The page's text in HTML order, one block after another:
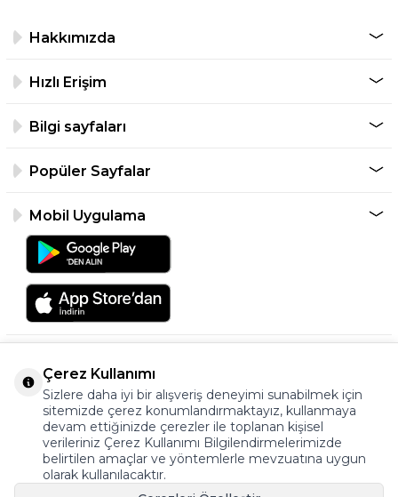
Hakkımızda
Hızlı Erişim
Bilgi sayfaları
Popüler Sayfalar
Mobil Uygulama
©2026 Tüm Hakkı Saklıdır.
ayakkabıonline.com
Çerez Kullanımı
Sizlere daha iyi bir alışveriş deneyimi sunabilmek için
sitemizde çerez konumlandırmaktayız, kullanmaya
devam ettiğinizde çerezler ile toplanan kişisel
verileriniz Çerez Kullanımı Bilgilendirmelerimizde
belirtilen amaçlar ve yöntemlerle mevzuatına uygun
olarak kullanılacaktır.